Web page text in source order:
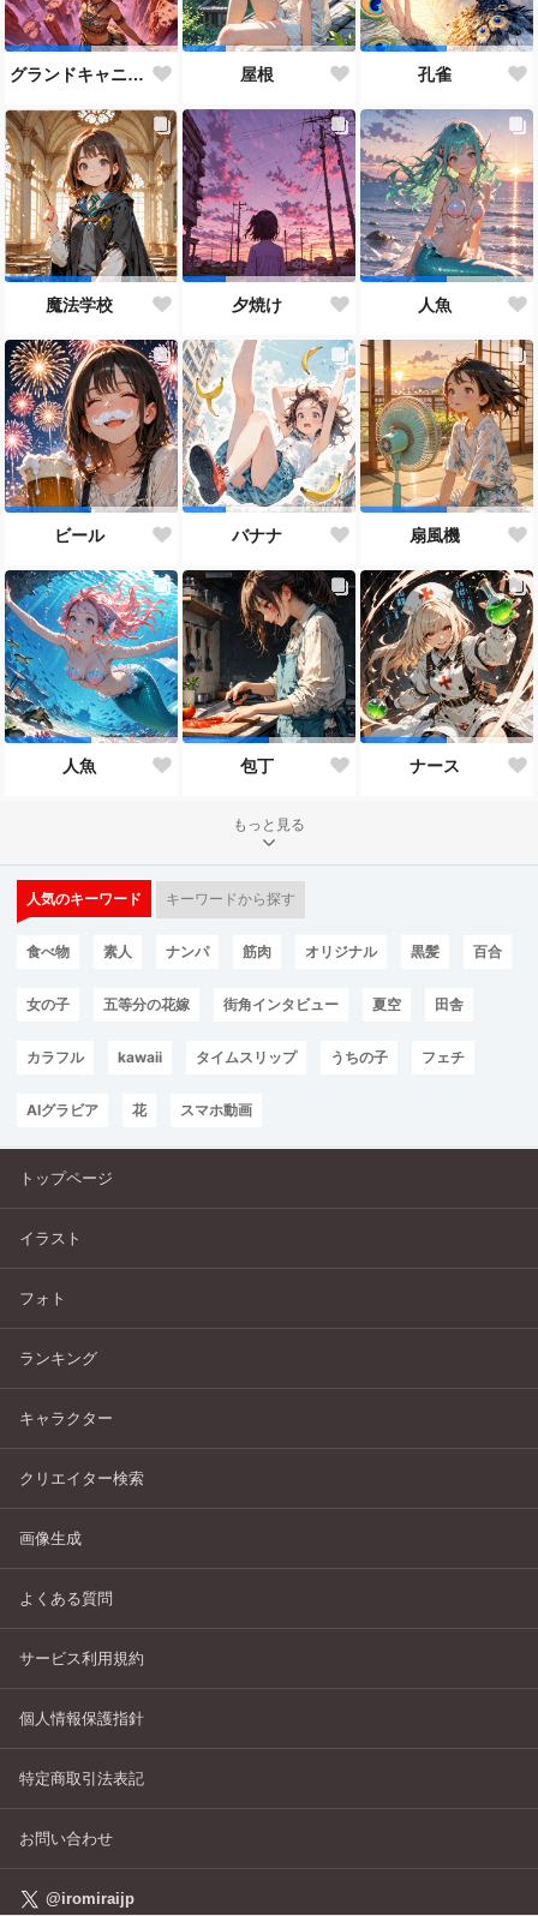
グランドキャニオン 屋根 孔雀
魔法学校 夕焼け 人魚
ビール バナナ 扇風機
人魚 包丁 ナース
もっと見る
人気のキーワード キーワードから探す
食べ物 素人 ナンパ 筋肉 オリジナル 黒髪 百合
女の子 五等分の花嫁 街角インタビュー 夏空 田舎
カラフル kawaii タイムスリップ うちの子 フェチ
AIグラビア 花 スマホ動画
トップページ
イラスト
フォト
ランキング
キャラクター
クリエイター検索
画像生成
よくある質問
サービス利用規約
個人情報保護指針
特定商取引法表記
お問い合わせ
@iromiraijp